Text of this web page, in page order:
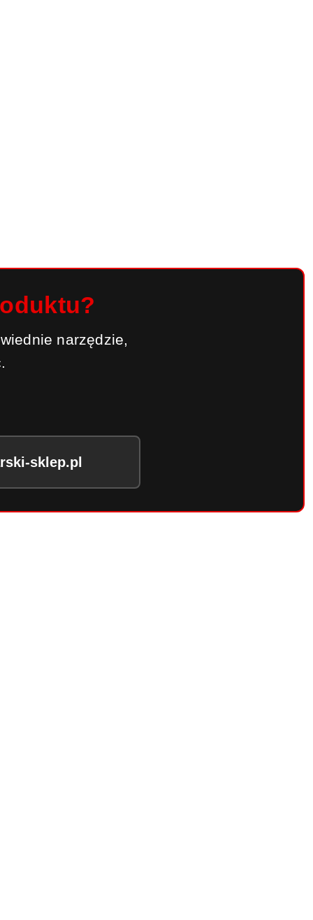
narzędzie,
sklep.pl